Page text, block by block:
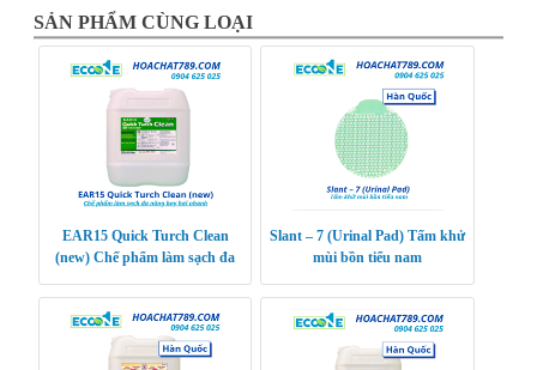
SẢN PHẨM CÙNG LOẠI
EAR15 Quick Turch Clean
(new) Chế phẩm làm sạch đa
Slant – 7 (Urinal Pad) Tấm khử
mùi bồn tiểu nam